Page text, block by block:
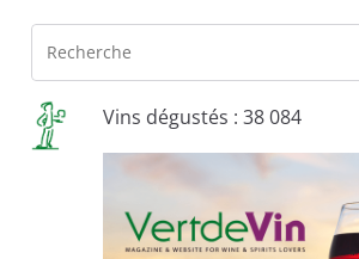
Vins dégustés : 38 084